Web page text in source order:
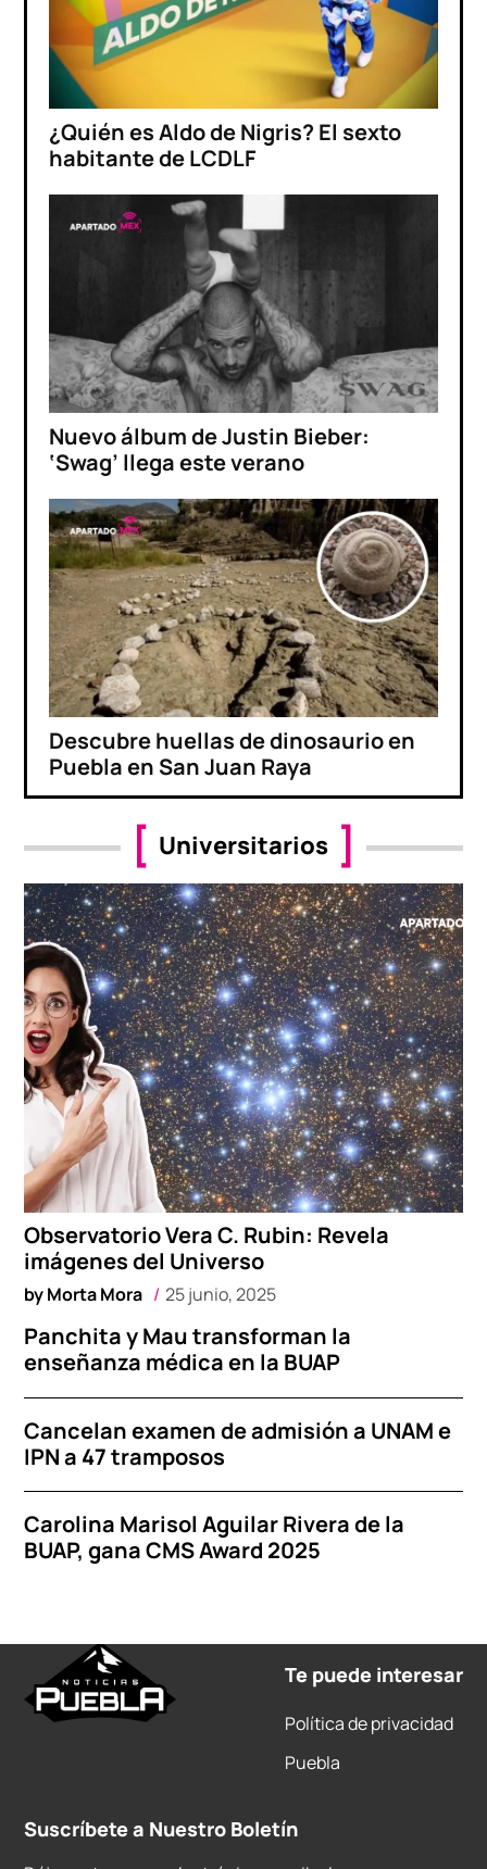
¿Quién es Aldo de Nigris? El sexto
habitante de LCDLF
Nuevo álbum de Justin Bieber:
‘Swag’ llega este verano
Descubre huellas de dinosaurio en
Puebla en San Juan Raya
Universitarios
Observatorio Vera C. Rubin: Revela
imágenes del Universo
byMorta Mora 25 junio, 2025
Panchita y Mau transforman la
enseñanza médica en la BUAP
Cancelan examen de admisión a UNAM e
IPN a 47 tramposos
Carolina Marisol Aguilar Rivera de la
BUAP, gana CMS Award 2025
Te puede interesar
Política de privacidad
Puebla
Suscríbete a Nuestro Boletín